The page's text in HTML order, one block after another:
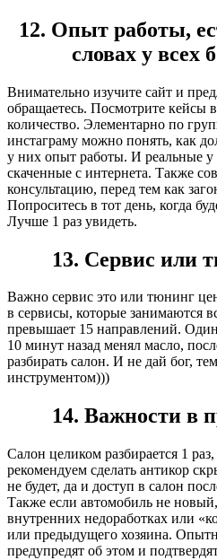
12. Опыт работы,
словах у всех
Внимательно изучите сайт и
обращаетесь. Посмотрите кейсы
количество. Элементарно по
инстаграму можно понять, как
у них опыт работы. И реальные
скаченные с интернета. Также
консультацию, перед тем как
Попроситесь в тот день, когда
Лучше 1 раз увидеть.
13. Сервис или
Важно сервис это или тюнинг
в сервисы, которые занимаются
превышает 15 направлений.
10 минут назад менял масло,
разбирать салон. И не дай бог,
инструментом)))
14. Важности в
Салон целиком разбирается 1
рекомендуем сделать антикор
не будет, да и доступ в салон
Также если автомобиль не
внутренних недоработках или
или предыдущего хозяина.
предупредят об этом и